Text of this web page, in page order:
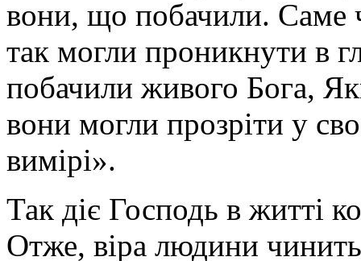
вони, що побачили. Саме
так могли проникнути в
побачили живого Бога,
вони могли прозріти у
вимірі».
Так діє Господь в житті
Отже, віра людини